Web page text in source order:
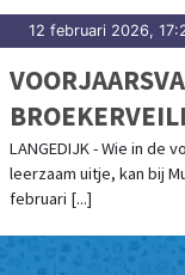
12 februari 2026,
BELEVEN!
LANGEDIJK - Wie in de
leerzaam uitje, kan bij
februari [...]